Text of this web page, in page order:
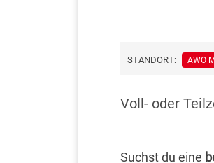
STANDORT: AWO
Voll- oder
Suchst du eine